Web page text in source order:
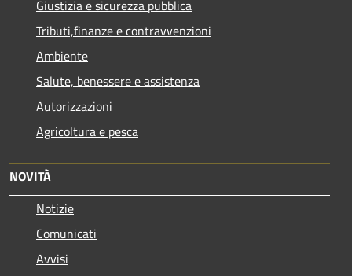
Giustizia e sicurezza pubblica
Tributi,finanze e contravvenzioni
Ambiente
Salute, benessere e assistenza
Autorizzazioni
Agricoltura e pesca
NOVITÀ
Notizie
Comunicati
Avvisi